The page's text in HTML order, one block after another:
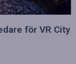
för VR City